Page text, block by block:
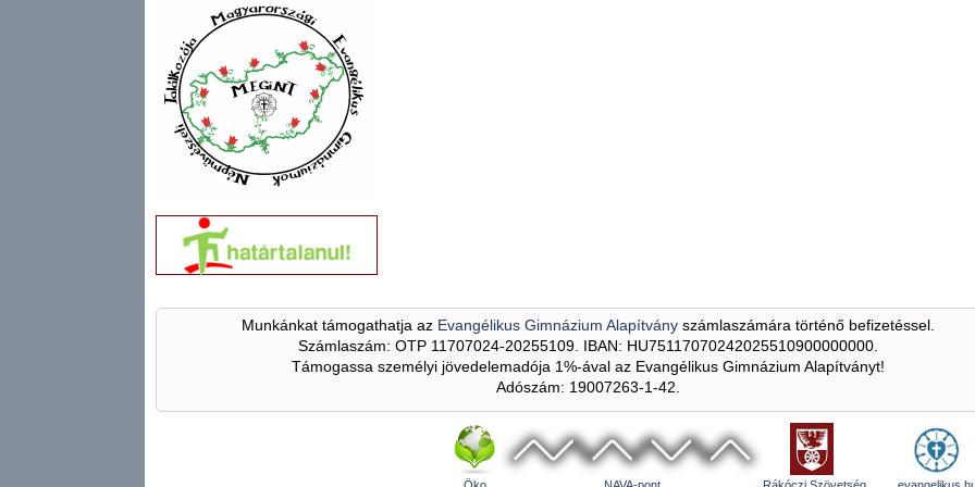
Munkánkat támogathatja az Evangélikus Gimnázium Alapítványszámlaszámára történő befizetéssel.
Számlaszám: OTP 11707024-20255109. IBAN: HU75117070242025510900000000.
Támogassa személyi jövedelemadója 1%-ával az Evangélikus Gimnázium Alapítványt!
Adószám: 19007263-1-42.